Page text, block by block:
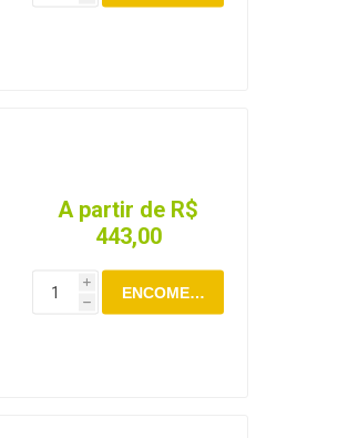
A partir de R$
443,00
i
h
ENCOMENDAR